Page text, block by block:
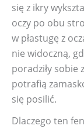
się z ikry
oczy po obu
w płastugę z
nie widoczną,
poradziły sobie
potrafią
się posilić.
Dlaczego ten